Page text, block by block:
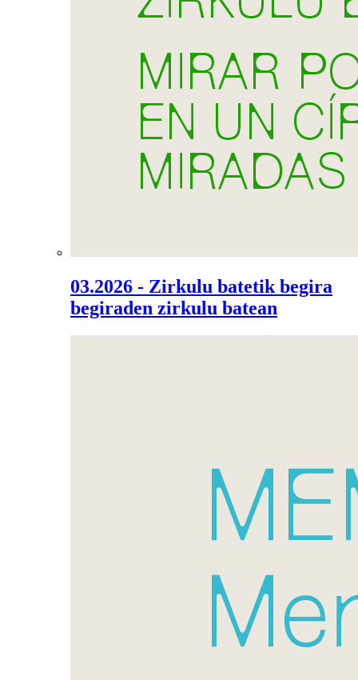
03.2026 - Zirkulu batetik begira
begiraden zirkulu batean